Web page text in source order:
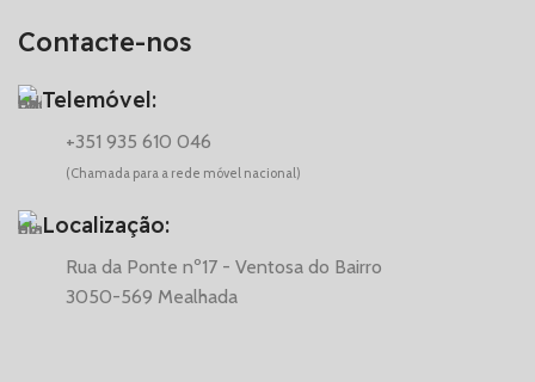
Contacte-nos
Telemóvel:
+351 935 610 046
(Chamada para a rede móvel nacional)
Localização:
Rua da Ponte nº17 - Ventosa do Bairro
3050-569 Mealhada